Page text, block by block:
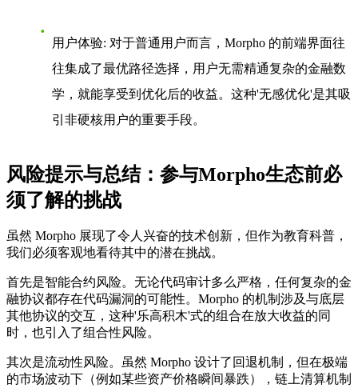
用户体验: 对于普通用户而言，Morpho 的前端界面往
往集成了最优路径选择，用户无需精通复杂的金融数
学，就能享受到优化后的收益。这种'无感优化'是其吸
引非硬核用户的重要手段。
风险提示与总结：参与Morpho生态前必
须了解的挑战
虽然 Morpho 展现了令人兴奋的技术创新，但作为教育科普，
我们必须客观地看待其中的潜在挑战。
首先是智能合约风险。无论代码审计多么严格，任何复杂的金
融协议都存在代码漏洞的可能性。Morpho 的机制涉及与底层
其他协议的交互，这种'乐高积木'式的组合在放大收益的同
时，也引入了组合性风险。
其次是流动性风险。虽然 Morpho 设计了回退机制，但在极端
的市场波动下（例如某些资产价格瞬间暴跌），链上清算机制